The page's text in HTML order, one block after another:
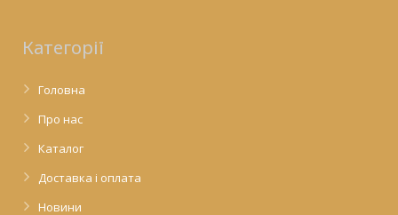
Категорії
Головна
Про нас
Каталог
Доставка і оплата
Новини